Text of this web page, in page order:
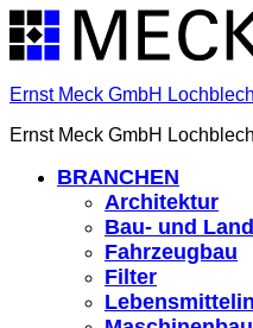
Ernst Meck GmbH
Ernst Meck GmbH
BRANCHEN
Architektur
Bau- und
Fahrzeugbau
Filter